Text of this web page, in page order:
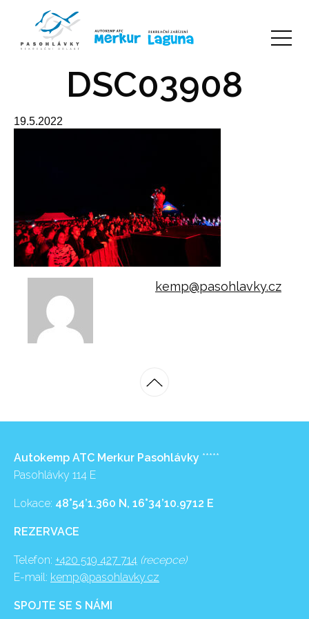
DSC03908
19.5.2022
kemp@pasohlavky.cz
Autokemp ATC Merkur Pasohlávky *****
Pasohlávky 114 E
Lokace: 48°54’1.360 N, 16°34’10.9712 E
REZERVACE
Telefon: +420 519 427 714 (recepce)
E-mail: kemp@pasohlavky.cz
SPOJTE SE S NÁMI